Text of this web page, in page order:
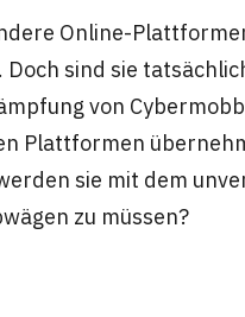
Online-
Doch sind sie
von
Plattformen
sie mit dem
zu müssen?